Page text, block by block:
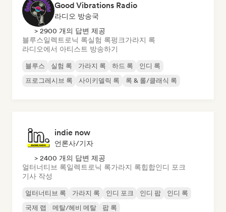
Good Vibrations Radio
라디오 방송국
> 2900 개의 답변 제공
블루스일렉트로닉 록실험 록펑크가라지 록
라디오에서 아티스트 방송하기
블루스 실험 록 가라지 록 하드 록
인디 록
프로그레시브 록
사이키델릭 록 록 & 롤/클래식 록
indie now
언론사/기자
> 2400 개의 답변 제공
얼터너티브 록일렉트로닉 록가라지 록힙합인디 포크
기사 작성
얼터너티브 록 가라지 록 인디 포크 인디 팝
인디 록
국제 랩
메탈/헤비 메탈 팝 록